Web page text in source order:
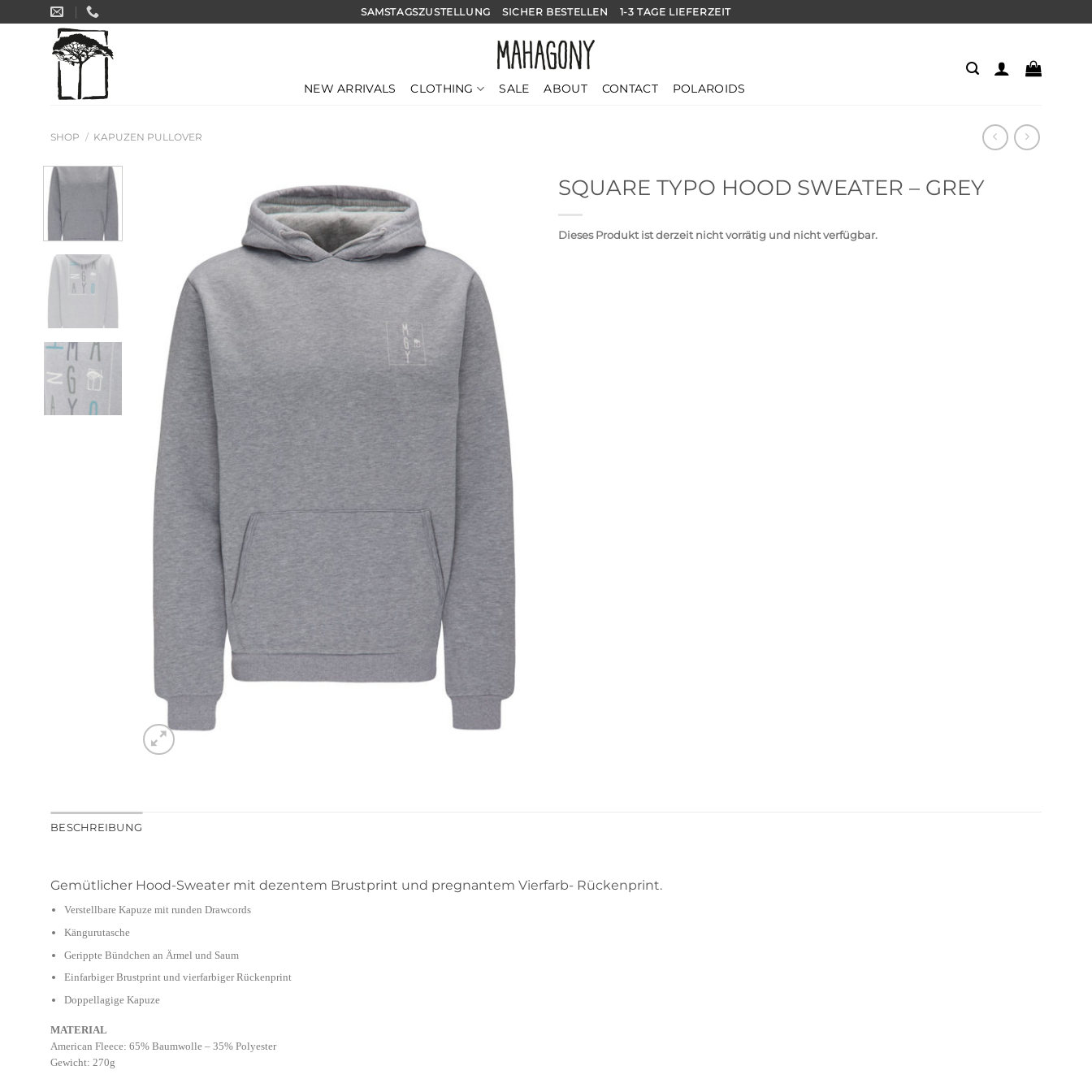
springen
SAMSTAGSZUSTELLUNG SICHER BESTELLEN 1-3 TAGE LIEFERZEIT
NEW ARRIVALS CLOTHING SALE ABOUT CONTACT POLAROIDS
SHOP / KAPUZEN PULLOVER
SQUARE TYPO HOOD SWEATER – GREY
Dieses Produkt ist derzeit nicht vorrätig und nicht verfügbar.
BESCHREIBUNG
Gemütlicher Hood-Sweater mit dezentem Brustprint und pregnantem Vierfarb- Rückenprint.
Verstellbare Kapuze mit runden Drawcords
Kängurutasche
Gerippte Bündchen an Ärmel und Saum
Einfarbiger Brustprint und vierfarbiger Rückenprint
Doppellagige Kapuze
MATERIAL
American Fleece: 65% Baumwolle – 35% Polyester
Gewicht: 270g